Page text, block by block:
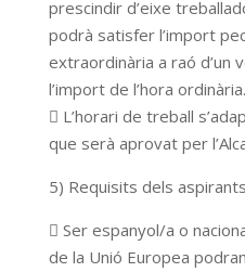
prescindir d’eixe
podrà satisfer l’import
extraordinària a raó d’un
l’import de l’hora ordinària.
 L’horari de treball
que serà aprovat per
5) Requisits dels
 Ser espanyol/a o
de la Unió Europea